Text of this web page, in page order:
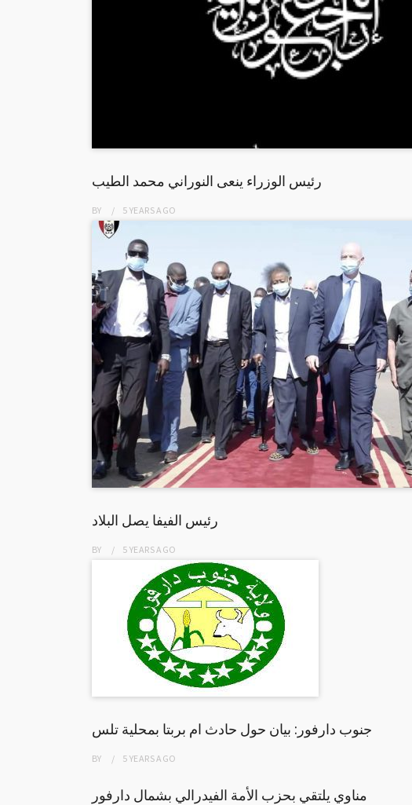
رئيس الوزراء ينعى النوراني محمد الطيب
BY 5 YEARSAGO
رئيس الفيفا يصل البلاد
BY 5 YEARSAGO
جنوب دارفور: بيان حول حادث ام بربتا بمحلية تلس
BY 5 YEARSAGO
مناوي يلتقي بحزب الأمة الفيدرالي بشمال دارفور